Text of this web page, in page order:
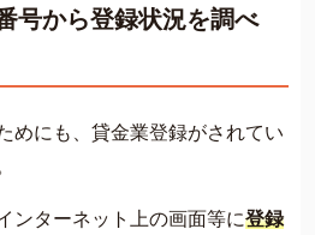
から登録状況を調べ
めにも、貸金業登録がされてい
ンターネット上の画面等に登録